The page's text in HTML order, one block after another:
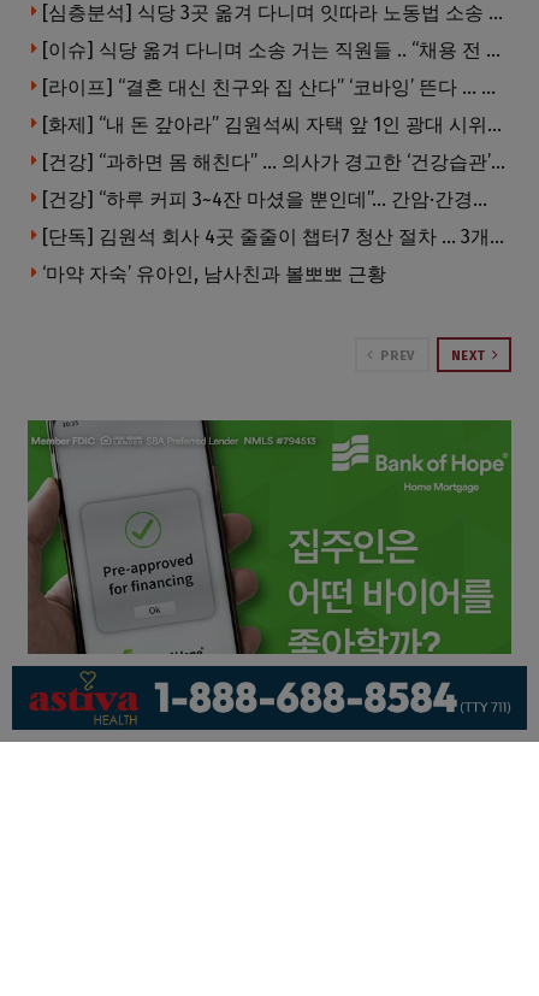
[심층분석] 식당 3곳 옮겨 다니며 잇따라 노동법 소송 … 피소된 곳 모두 LA·OC 한인 식당들
[이슈] 식당 옮겨 다니며 소송 거는 직원들 .. “채용 전 반드시 확인해야”
[라이프] “결혼 대신 친구와 집 산다” ‘코바잉’ 뜬다 … 내 집 마련 공식 바뀌었다
[화제] “내 돈 갚아라” 김원석씨 자택 앞 1인 광대 시위 … 한인 투자사, “108만 달러 못받아”
[건강] “과하면 몸 해친다” … 의사가 경고한 ‘건강습관’ 5가지
[건강] “하루 커피 3~4잔 마셨을 뿐인데”… 간암·간경변 위험 뚝
[단독] 김원석 회사 4곳 줄줄이 챕터7 청산 절차 … 3개 법인 같은 날 동시 파산 신청
‘마약 자숙’ 유아인, 남사친과 볼뽀뽀 근황
PREV NEXT